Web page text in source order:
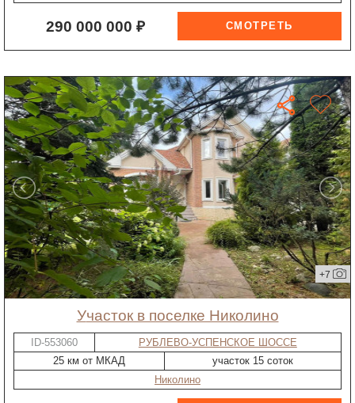
290 000 000 ₽
+7
участок в поселке Николино
ID-553060
РУБЛЕВО-УСПЕНСКОЕ ШОССЕ
25 км от МКАД
участок 15 соток
Николино